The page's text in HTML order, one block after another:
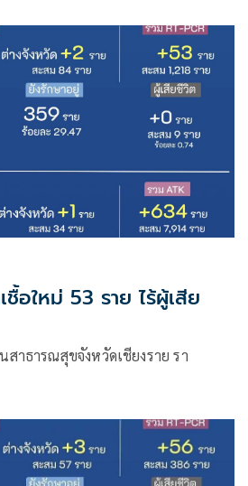
อใหม่ 53 ราย ไร้ผู้เสีย
สาธารณสุขจังหวัดเชียงราย รา